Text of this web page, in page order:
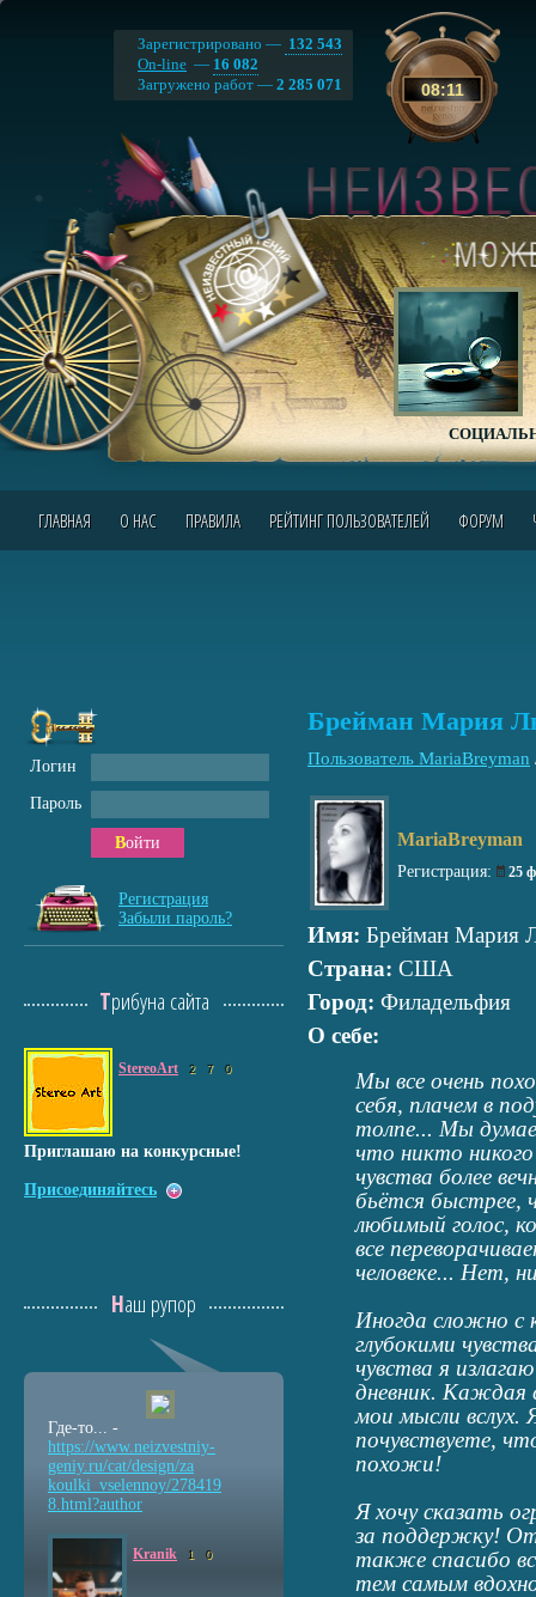
08:11
Зарегистрировано — 132 543
On-line — 16 082
Загружено работ — 2 285 071
ГЛАВНАЯ О НАС ПРАВИЛА РЕЙТИНГ ПОЛЬЗОВАТЕЛЕЙ ФОРУМ
Брейман Мария
Пользователь MariaBreyman
MariaBreyman
Регистрация: 25
Имя: Брейман Мария
Страна: США
Город: Филадельфия
О себе:
Мы все очень
себя, плачем в
толпе... Мы
что никто
чувства более
бьётся быстрее,
любимый голос,
все
человеке... Нет,
Иногда сложно с
глубокими
чувства я
дневник.
мои мысли
почувствуете,
похожи!
Я хочу сказать
за поддержку!
также спасибо
тем самым
Логин
Пароль
Войти
Регистрация
Забыли пароль?
Трибуна сайта
StereoArt 2 7 0
Приглашаю на конкурсные!
Присоединяйтесь
Наш рупор
Где-то... -
https://www.neizvestniy-
geniy.ru/cat/design/za
koulki_vselennoy/278419
8.html?author
Kranik 1 0